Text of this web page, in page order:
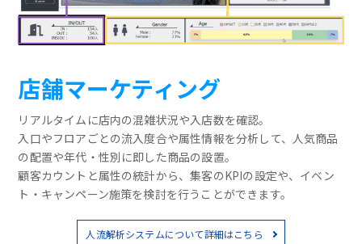
店舗マーケティング
リアルタイムに店内の混雑状況や入店数を確認。
入口やフロアごとの流入度合や属性情報を分析して、人気商品
の配置や年代・性別に即した商品の設置。
顧客カウントと属性の統計から、集客のKPIの設定や、イベン
ト・キャンペーン施策を検討を行うことができます。
人流解析システムについて詳細はこちら